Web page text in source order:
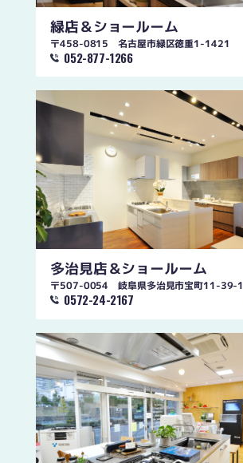
緑店＆ショールーム
〒458-0815 名古屋市緑区徳重1-1421
052-877-1266
多治見店＆ショールーム
〒507-0054 岐阜県多治見市宝町11-39-1
0572-24-2167